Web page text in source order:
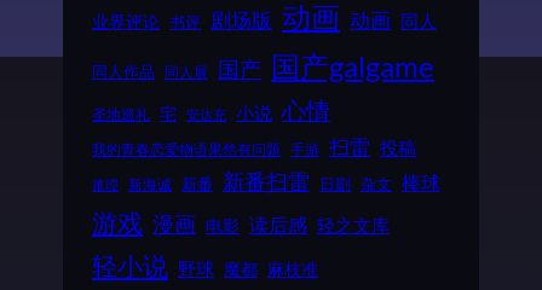
业界评论 书评 剧场版 动画 动画 同人
同人作品 同人展 国产 国产galgame
圣地巡礼 宅 安达充 小说 心情
我的青春恋爱物语果然有问题 手游 扫雷 投稿
推理 新海诚 新番 新番扫雷 日剧 杂文 棒球
游戏 漫画 电影 读后感 轻之文库
轻小说 野球 魔都 麻枝准